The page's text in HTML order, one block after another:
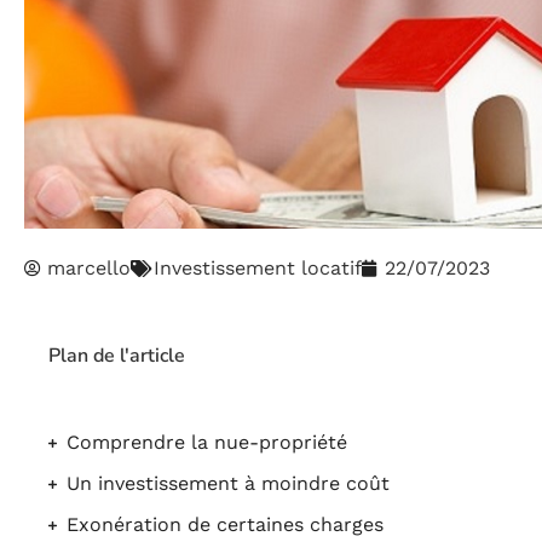
marcello Investissement locatif 22/07/2023
Plan de l'article
Comprendre la nue-propriété
Un investissement à moindre coût
Exonération de certaines charges